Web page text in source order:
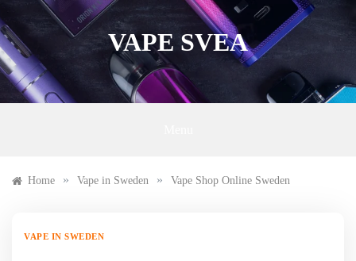
to
content
VAPE SVEA
Home » Vape in Sweden » Vape Shop Online Sweden
VAPE IN SWEDEN